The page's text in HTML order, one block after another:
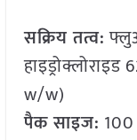
सक्रिय तत्व:
w/w)
पैक साइज: